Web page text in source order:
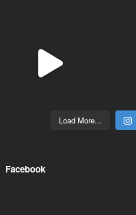
Load More...
Facebook